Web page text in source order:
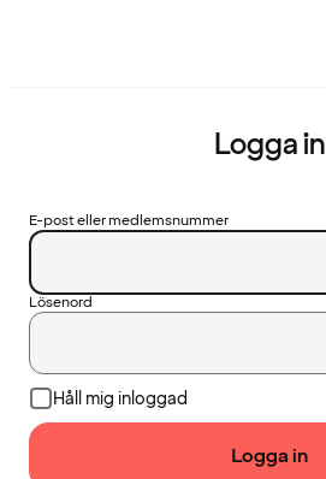
Logga in
E-post eller medlemsnummer
Lösenord
Håll mig inloggad
Logga in